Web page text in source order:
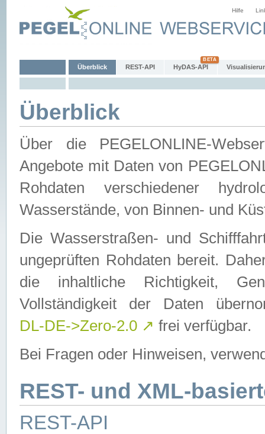
Hilfe
Überblick REST-API HyDAS-API
Überblick
Über die PEGELONLINE-
Angebote mit Daten von
Rohdaten verschiedener
Wasserstände, von Binnen- und
Die Wasserstraßen- und
ungeprüften Rohdaten bereit.
die inhaltliche Richtigkeit,
Vollständigkeit der Daten
DL-DE->Zero-2.0 ↗ frei verfügbar.
Bei Fragen oder Hinweisen,
REST- und XML-
REST-API